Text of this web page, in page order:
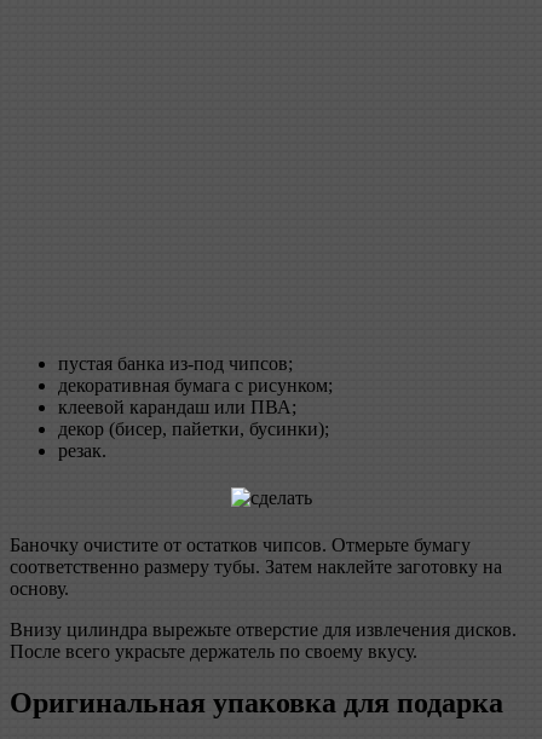
пустая банка из-под чипсов;
декоративная бумага с рисунком;
клеевой карандаш или ПВА;
декор (бисер, пайетки, бусинки);
резак.
Баночку очистите от остатков чипсов. Отмерьте бумагу
соответственно размеру тубы. Затем наклейте заготовку на
основу.
Внизу цилиндра вырежьте отверстие для извлечения дисков.
После всего украсьте держатель по своему вкусу.
Оригинальная упаковка для подарка